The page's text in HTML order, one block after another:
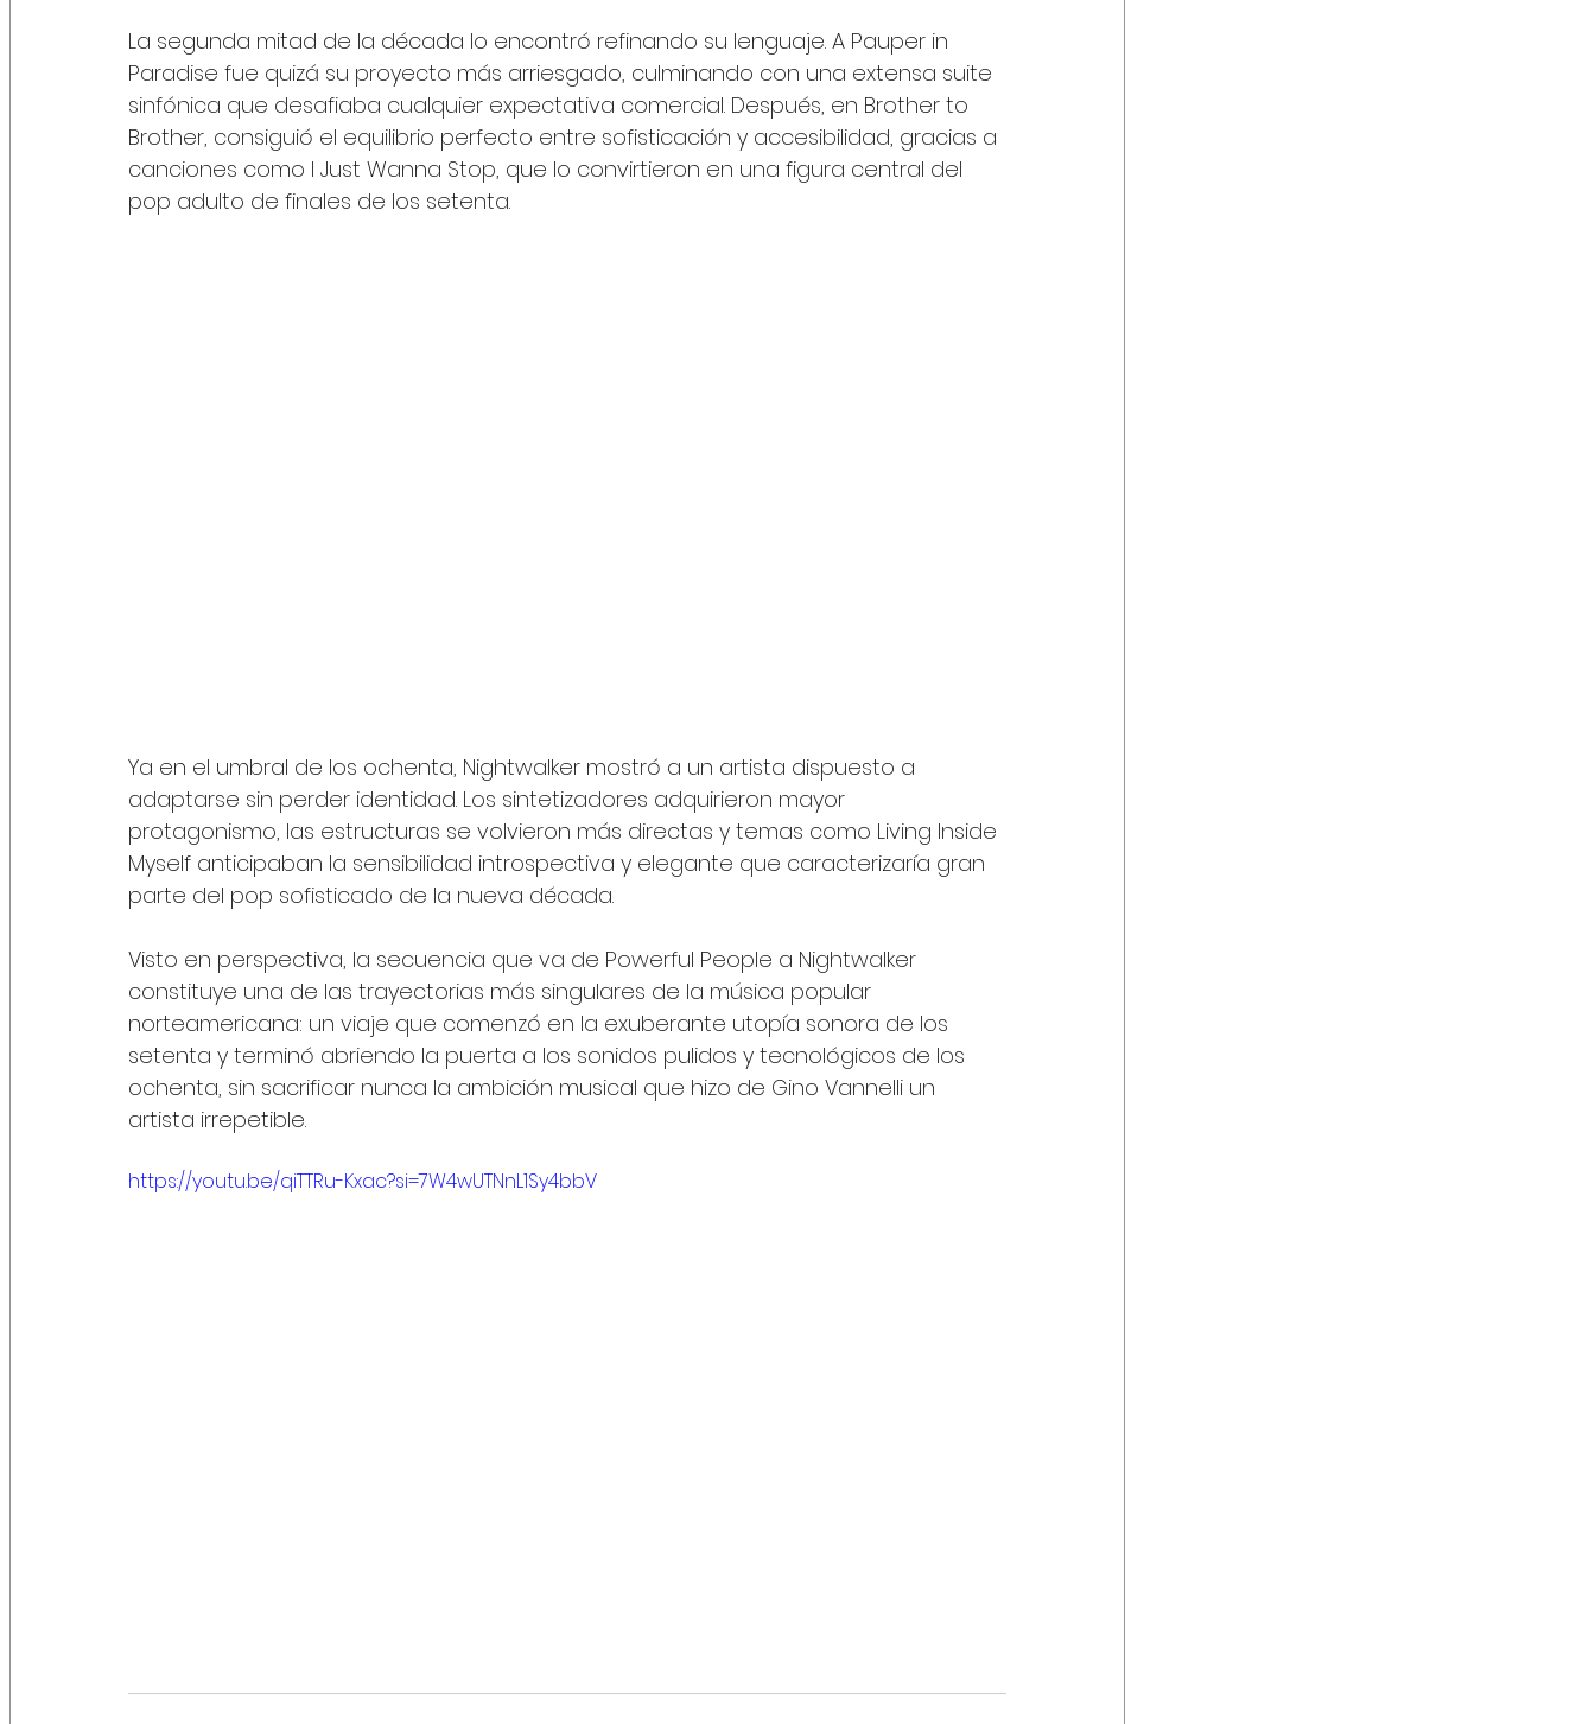
La segunda mitad de la década lo encontró refinando su lenguaje. A Pauper in
Paradise fue quizá su proyecto más arriesgado, culminando con una extensa suite
sinfónica que desafiaba cualquier expectativa comercial. Después, en Brother to
Brother, consiguió el equilibrio perfecto entre sofisticación y accesibilidad, gracias a
canciones como I Just Wanna Stop, que lo convirtieron en una figura central del
pop adulto de finales de los setenta.
Ya en el umbral de los ochenta, Nightwalker mostró a un artista dispuesto a
adaptarse sin perder identidad. Los sintetizadores adquirieron mayor
protagonismo, las estructuras se volvieron más directas y temas como Living Inside
Myself anticipaban la sensibilidad introspectiva y elegante que caracterizaría gran
parte del pop sofisticado de la nueva década.
Visto en perspectiva, la secuencia que va de Powerful People a Nightwalker
constituye una de las trayectorias más singulares de la música popular
norteamericana: un viaje que comenzó en la exuberante utopía sonora de los
setenta y terminó abriendo la puerta a los sonidos pulidos y tecnológicos de los
ochenta, sin sacrificar nunca la ambición musical que hizo de Gino Vannelli un
artista irrepetible.
https://youtu.be/qiTTRu-Kxac?si=7W4wUTNnL1Sy4bbV